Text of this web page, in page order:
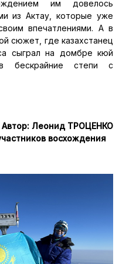
им довелось
из Актау, которые уже
впечатлениями. А в
сюжет, где казахстанец
сыграл на домбре кюй
бескрайние степи с
Автор: Леонид ТРОЦЕНКО
восхождения